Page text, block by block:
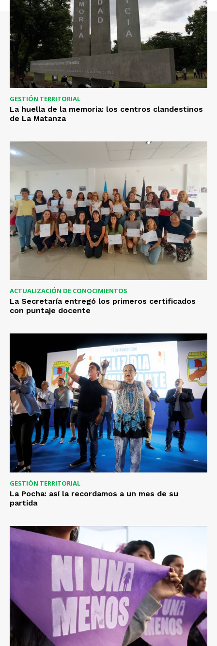
GESTIÓN TERRITORIAL
La huella de la memoria: los centros clandestinos
de La Matanza
ACTUALIZACIÓN DE CONOCIMIENTOS
La Secretaría entregó los primeros certificados
con puntaje docente
GESTIÓN TERRITORIAL
La Pocha: así la recordamos a un mes de su
partida